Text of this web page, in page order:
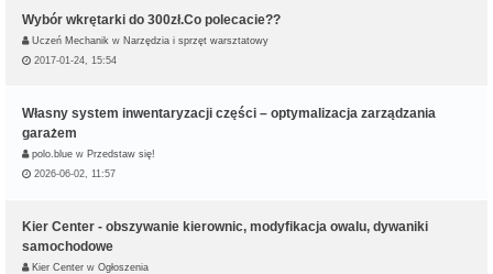
Wybór wkrętarki do 300zł.Co polecacie??
Uczeń Mechanik w Narzędzia i sprzęt warsztatowy
2017-01-24, 15:54
Własny system inwentaryzacji części – optymalizacja zarządzania
garażem
polo.blue w Przedstaw się!
2026-06-02, 11:57
Kier Center - obszywanie kierownic, modyfikacja owalu, dywaniki
samochodowe
Kier Center w Ogłoszenia